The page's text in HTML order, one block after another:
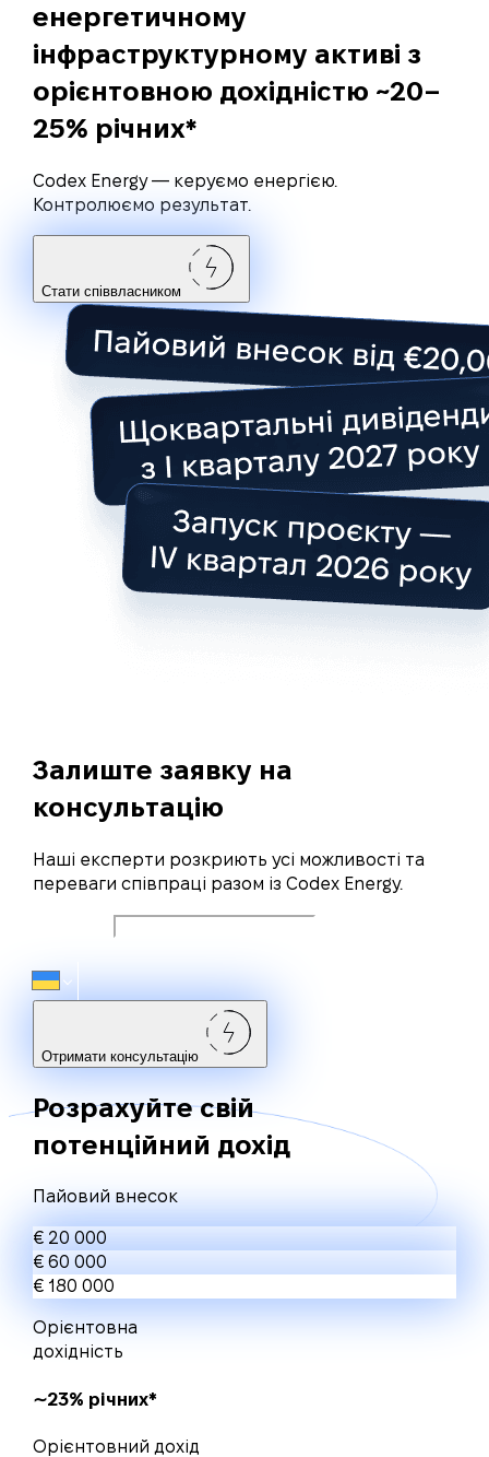
енергетичному
інфраструктурному активі з
орієнтовною дохідністю ~20–
25% річних*
Codex Energy — керуємо енергією.
Контролюємо результат.
Стати співвласником
Залиште заявку на
консультацію
Наші експерти розкриють усі можливості та
переваги співпраці разом із Codex Energy.
Отримати консультацію
Розрахуйте свій
потенційний дохід
Пайовий внесок
€ 20 000
€ 60 000
€ 180 000
Орієнтовна
дохідність
∼23% річних*
Орієнтовний дохід